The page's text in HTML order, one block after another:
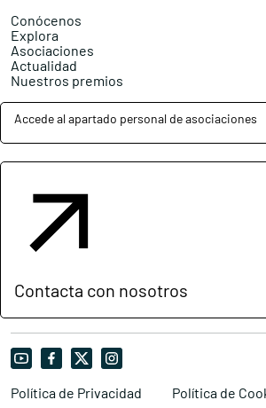
Conócenos
Explora
Asociaciones
Actualidad
Nuestros premios
Accede al apartado personal de asociaciones
Contacta con nosotros
Política de Privacidad Política de